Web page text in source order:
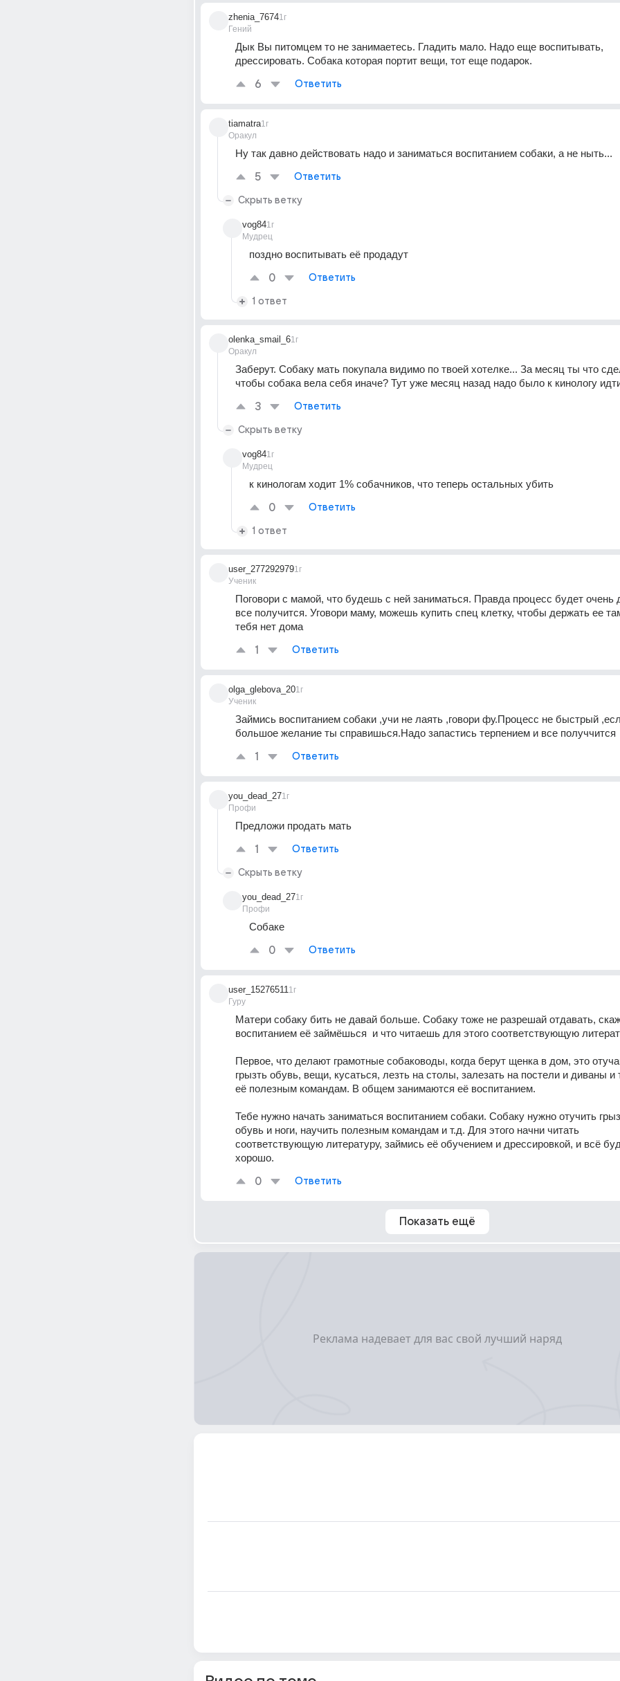
zhenia_7674
Гений
1г
Дык Вы питомцем то не занимаетесь. Гладить мало. Надо еще воспитывать,
дрессировать. Собака которая портит вещи, тот еще подарок.
6 Ответить
tiamatra
Оракул
1г
Ну так давно действовать надо и заниматься воспитанием собаки, а не ныть...
5 Ответить
Скрыть ветку
vog84
Мудрец
1г
поздно воспитывать её продадут
0 Ответить
1 ответ
olenka_smail_6
Оракул
1г
Заберут. Собаку мать покупала видимо по твоей хотелке... За месяц ты что
чтобы собака вела себя иначе? Тут уже месяц назад надо было к кинологу
3 Ответить
Скрыть ветку
vog84
Мудрец
1г
к кинологам ходит 1% собачников, что теперь остальных убить
0 Ответить
1 ответ
user_277292979
Ученик
1г
Поговори с мамой, что будешь с ней заниматься. Правда процесс будет очень
все получится. Уговори маму, можешь купить спец клетку, чтобы держать ее
тебя нет дома
1 Ответить
olga_glebova_20
Ученик
1г
Займись воспитанием собаки ,учи не лаять ,говори фу.Процесс не быстрый
большое желание ты справишься.Надо запастись терпением и все получчится
1 Ответить
you_dead_27
Профи
1г
Предложи продать мать
1 Ответить
Скрыть ветку
you_dead_27
Профи
1г
Собаке
0 Ответить
user_15276511
Гуру
1г
Матери собаку бить не давай больше. Собаку тоже не разрешай отдавать,
воспитанием её займёшься  и что читаешь для этого соответствующую
Первое, что делают грамотные собаководы, когда берут щенка в дом, это
грызть обувь, вещи, кусаться, лезть на столы, залезать на постели и диваны и
её полезным командам. В общем занимаются её воспитанием.
Тебе нужно начать заниматься воспитанием собаки. Собаку нужно отучить
обувь и ноги, научить полезным командам и т.д. Для этого начни читать
соответствующую литературу, займись её обучением и дрессировкой, и всё
хорошо.
0 Ответить
Показать ещё